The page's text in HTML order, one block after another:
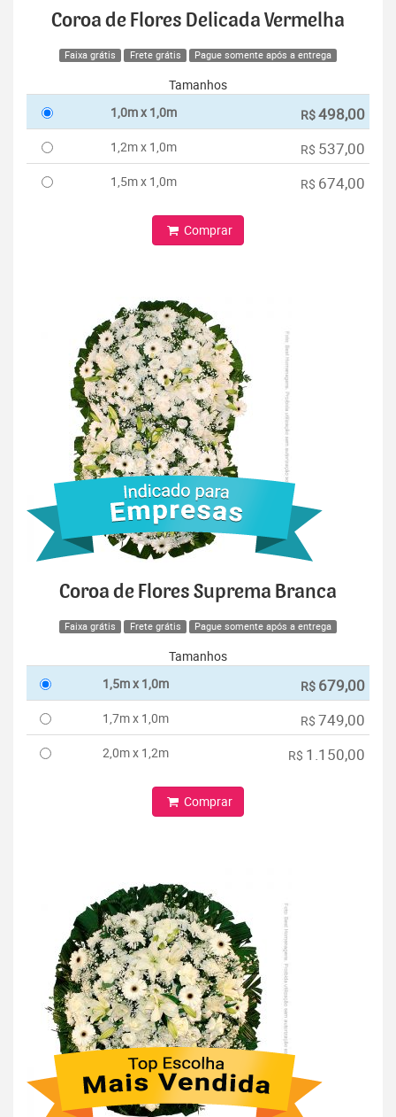
Coroa de Flores Delicada Vermelha
Faixa grátis Frete grátis Pague somente após a entrega
Tamanhos
1,0m x 1,0m
R$498,00
1,2m x 1,0m R$ 537,00
1,5m x 1,0m R$ 674,00
Comprar
Coroa de Flores Suprema Branca
Faixa grátis Frete grátis Pague somente após a entrega
Tamanhos
1,5m x 1,0m
R$ 679,00
1,7m x 1,0m R$ 749,00
2,0m x 1,2m R$ 1.150,00
Comprar